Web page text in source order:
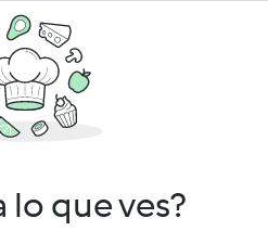
lo que ves?